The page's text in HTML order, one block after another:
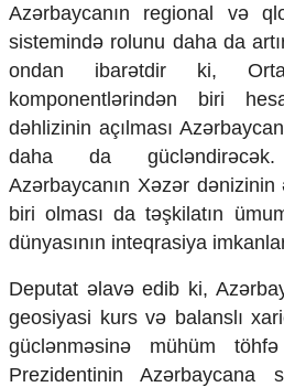
Azərbaycanın regional və
sistemində rolunu daha da
ondan ibarətdir ki,
komponentlərindən biri
dəhlizinin açılması
daha da
Azərbaycanın Xəzər
biri olması da təşkilatın
dünyasının inteqrasiya
Deputat əlavə edib ki,
geosiyasi kurs və balanslı
güclənməsinə mühüm
Prezidentinin